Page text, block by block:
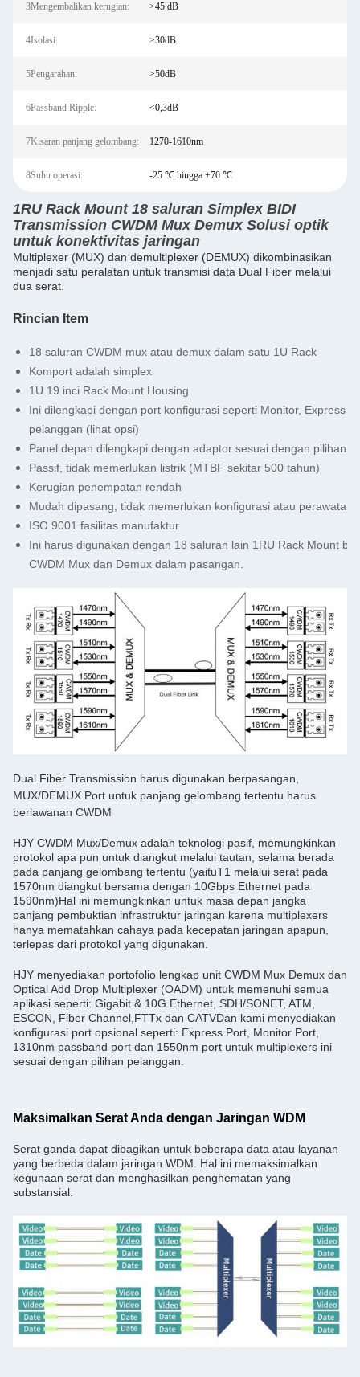
3Mengembalikan kerugian: >45 dB
4Isolasi: >30dB
5Pengarahan: >50dB
6Passband Ripple: <0,3dB
7Kisaran panjang gelombang: 1270-1610nm
8Suhu operasi: -25 ℃ hingga +70 ℃
1RU Rack Mount 18 saluran Simplex BIDI
Transmission CWDM Mux Demux Solusi optik
untuk konektivitas jaringan
Multiplexer (MUX) dan demultiplexer (DEMUX) dikombinasikan
menjadi satu peralatan untuk transmisi data Dual Fiber melalui
dua serat.
Rincian Item
18 saluran CWDM mux atau demux dalam satu 1U Rack
Komport adalah simplex
1U 19 inci Rack Mount Housing
Ini dilengkapi dengan port konfigurasi seperti Monitor, Express
pelanggan (lihat opsi)
Panel depan dilengkapi dengan adaptor sesuai dengan pilihan
Passif, tidak memerlukan listrik (MTBF sekitar 500 tahun)
Kerugian penempatan rendah
Mudah dipasang, tidak memerlukan konfigurasi atau perawatan
ISO 9001 fasilitas manufaktur
Ini harus digunakan dengan 18 saluran lain 1RU Rack Mount
CWDM Mux dan Demux dalam pasangan.
Dual Fiber Transmission harus digunakan berpasangan,
MUX/DEMUX Port untuk panjang gelombang tertentu harus
berlawanan CWDM
HJY CWDM Mux/Demux adalah teknologi pasif, memungkinkan
protokol apa pun untuk diangkut melalui tautan, selama berada
pada panjang gelombang tertentu (yaituT1 melalui serat pada
1570nm diangkut bersama dengan 10Gbps Ethernet pada
1590nm)Hal ini memungkinkan untuk masa depan jangka
panjang pembuktian infrastruktur jaringan karena multiplexers
hanya mematahkan cahaya pada kecepatan jaringan apapun,
terlepas dari protokol yang digunakan.
HJY menyediakan portofolio lengkap unit CWDM Mux Demux dan
Optical Add Drop Multiplexer (OADM) untuk memenuhi semua
aplikasi seperti: Gigabit & 10G Ethernet, SDH/SONET, ATM,
ESCON, Fiber Channel,FTTx dan CATVDan kami menyediakan
konfigurasi port opsional seperti: Express Port, Monitor Port,
1310nm passband port dan 1550nm port untuk multiplexers ini
sesuai dengan pilihan pelanggan.
Maksimalkan Serat Anda dengan Jaringan WDM
Serat ganda dapat dibagikan untuk beberapa data atau layanan
yang berbeda dalam jaringan WDM. Hal ini memaksimalkan
kegunaan serat dan menghasilkan penghematan yang
substansial.